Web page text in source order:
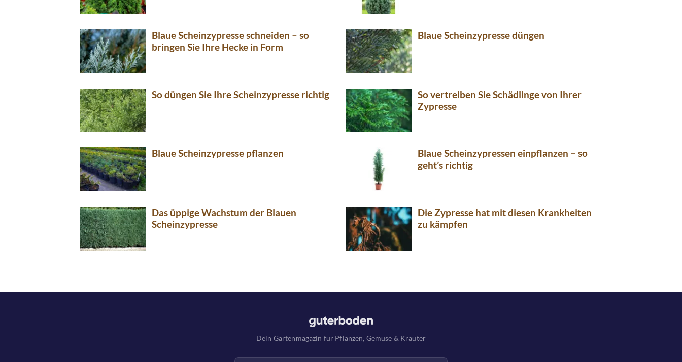
Blaue Scheinzypresse schneiden – so
bringen Sie Ihre Hecke in Form
Blaue Scheinzypresse düngen
So düngen Sie Ihre Scheinzypresse richtig
So vertreiben Sie Schädlinge von Ihrer
Zypresse
Blaue Scheinzypresse pflanzen
Blaue Scheinzypressen einpflanzen – so
geht’s richtig
Das üppige Wachstum der Blauen
Scheinzypresse
Die Zypresse hat mit diesen Krankheiten
zu kämpfen
Dein Gartenmagazin für Pflanzen, Gemüse & Kräuter